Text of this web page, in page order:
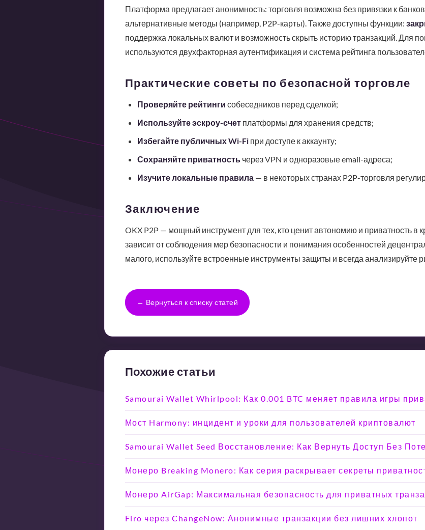
Платформа предлагает анонимность: торговля возможна без привязки к
альтернативные методы (например, P2P-карты). Также доступны функции:
поддержка локальных валют и возможность скрыть историю транзакций. Для
используются двухфакторная аутентификация и система рейтинга
Практические советы по безопасной торговле
Проверяйте рейтинги собеседников перед сделкой;
Используйте эскроу-счетплатформы для хранения средств;
Избегайте публичных Wi-Fiпри доступе к аккаунту;
Сохраняйте приватностьчерез VPN и одноразовые email-адреса;
Изучите локальные правила— в некоторых странах P2P-торговля
Заключение
OKX P2P — мощный инструмент для тех, кто ценит автономию и приватность в
зависит от соблюдения мер безопасности и понимания особенностей
малого, используйте встроенные инструменты защиты и всегда анализируйте
← Вернуться к списку статей
Похожие статьи
Samourai Wallet Whirlpool: Как 0.001 BTC меняет правила игры
Мост Harmony: инцидент и уроки для пользователей криптовалют
Samourai Wallet Seed Восстановление: Как Вернуть Доступ Без
Монеро Breaking Monero: Как серия раскрывает секреты
Монеро AirGap: Максимальная безопасность для приватных
Firo через ChangeNow: Анонимные транзакции без лишних хлопот